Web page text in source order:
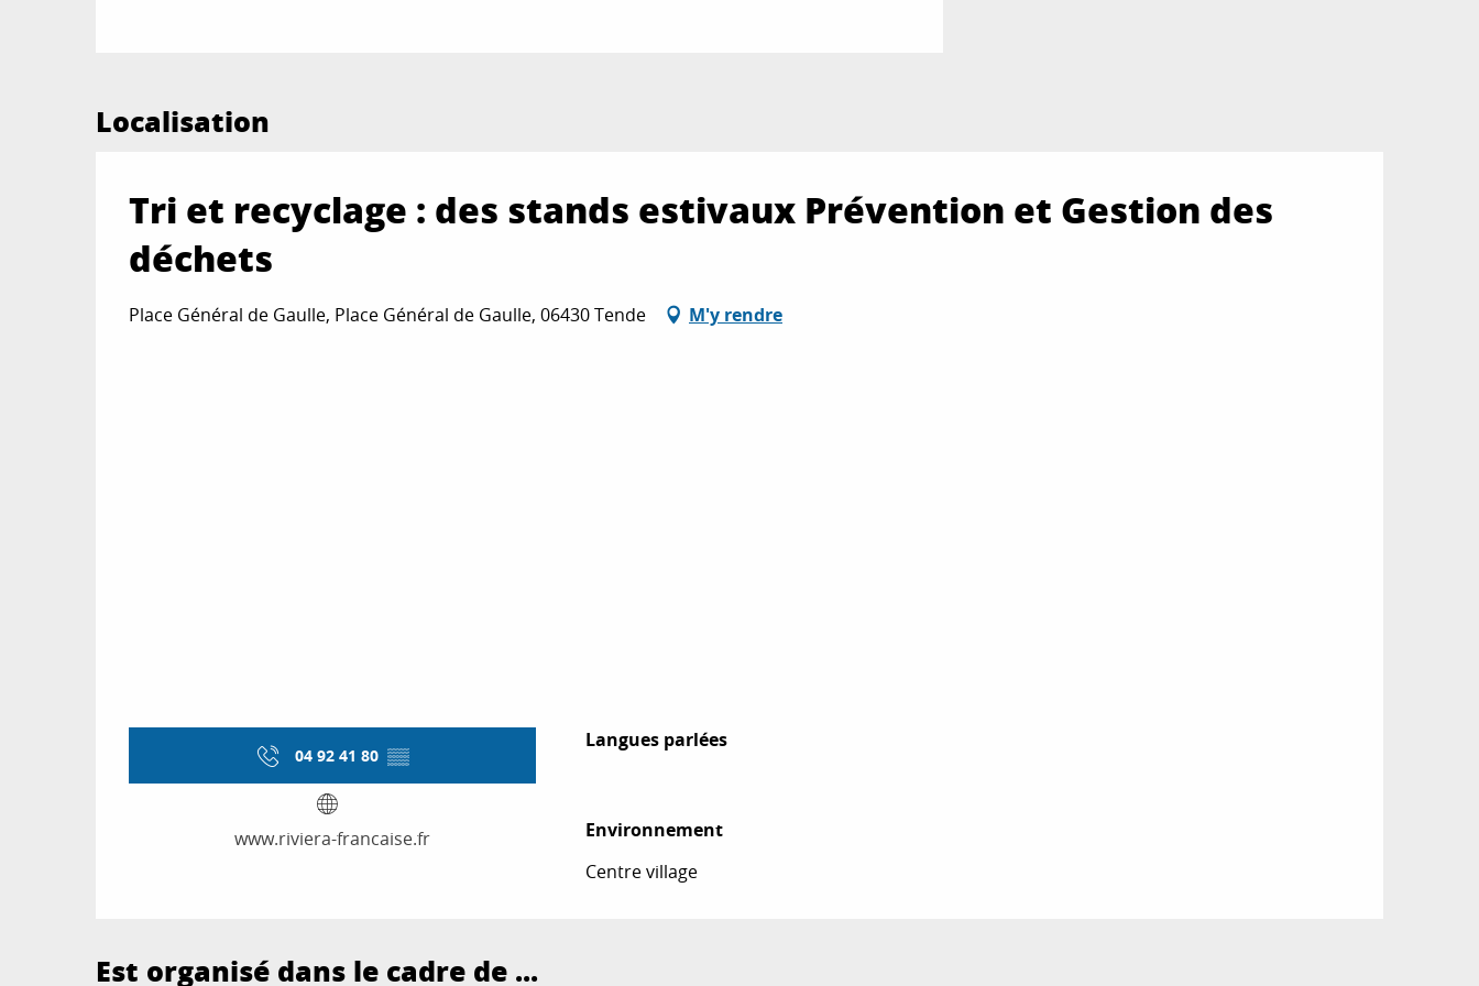
Localisation
Tri et recyclage : des stands estivaux Prévention et Gestion des
déchets
Place Général de Gaulle, Place Général de Gaulle, 06430 Tende M'y rendre
04 92 41 80 ▒▒
www.riviera-francaise.fr
Langues parlées
Langues parlées
Environnement
Environnement
Centre village
Est organisé dans le cadre de ...